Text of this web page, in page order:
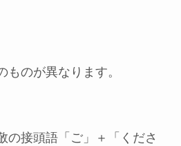
ものが異なります。
の接頭語「ご」＋「くださ